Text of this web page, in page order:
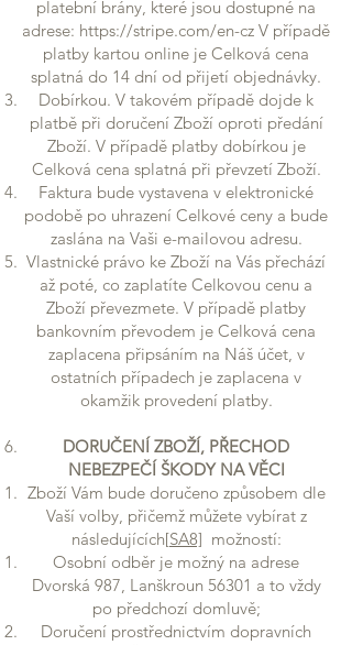
platební brány, které jsou dostupné na
adrese: https://stripe.com/en-cz V případě
platby kartou online je Celková cena
splatná do 14 dní od přijetí objednávky.
Dobírkou. V takovém případě dojde k
platbě při doručení Zboží oproti předání
Zboží. V případě platby dobírkou je
Celková cena splatná při převzetí Zboží.
Faktura bude vystavena v elektronické
podobě po uhrazení Celkové ceny a bude
zaslána na Vaši e-mailovou adresu.
Vlastnické právo ke Zboží na Vás přechází
až poté, co zaplatíte Celkovou cenu a
Zboží převezmete. V případě platby
bankovním převodem je Celková cena
zaplacena připsáním na Náš účet, v
ostatních případech je zaplacena v
okamžik provedení platby.
DORUČENÍ ZBOŽÍ, PŘECHOD
NEBEZPEČÍ ŠKODY NA VĚCI
Zboží Vám bude doručeno způsobem dle
Vaší volby, přičemž můžete vybírat z
následujících[SA8] možností:
Osobní odběr je možný na adrese
Dvorská 987, Lanškroun 56301 a to vždy
po předchozí domluvě;
Doručení prostřednictvím dopravních